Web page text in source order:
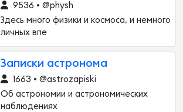
9536 • @physh
Здесь много физики и космоса, и немного
личных впе
Записки астронома
1663 • @astrozapiski
Об астрономии и астрономических
наблюдениях